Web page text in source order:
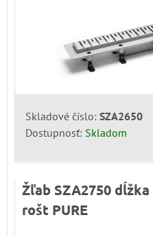
Skladové číslo: SZA2650
Dostupnosť: Skladom
Žľab SZA2750 dĺžka
rošt PURE